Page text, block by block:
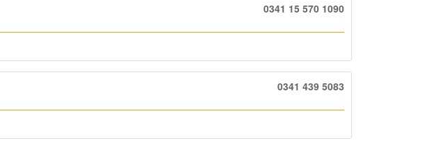
0341 15 570 1090
0341 439 5083